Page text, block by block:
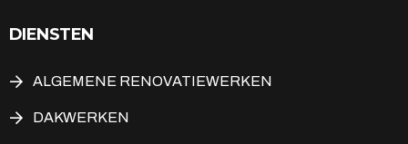
DIENSTEN
ALGEMENE RENOVATIEWERKEN
DAKWERKEN